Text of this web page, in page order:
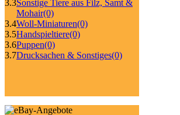
3.3Sonstige Tiere aus Filz, Samt &
Mohair(0)
3.4Woll-Miniaturen(0)
3.5Handspieltiere(0)
3.6Puppen(0)
3.7Drucksachen & Sonstiges(0)